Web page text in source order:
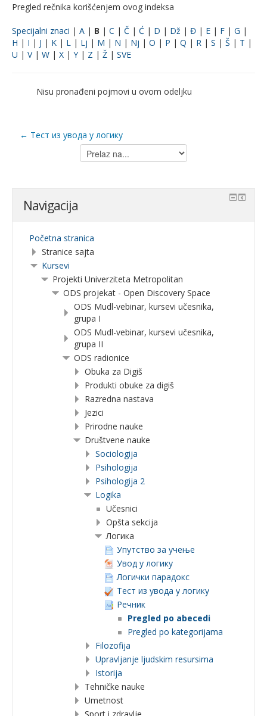
Pregled rečnika korišćenjem ovog indeksa
Specijalni znaci | A | B | C | Č | Ć | D | Dž | Đ | E | F | G |
H | I | J | K | L | Lj | M | N | Nj | O | P | Q | R | S | Š | T |
U | V| W | X | Y| Z | Ž | SVE
Nisu pronađeni pojmovi u ovom odeljku
← Тест из увода у логику
Prelaz
na...
Navigacija
Početna stranica
Stranice sajta
Kursevi
Projekti Univerziteta Metropolitan
ODS projekat - Open Discovery Space
ODS Mudl-vebinar, kursevi učesnika,
grupa I
ODS Mudl-vebinar, kursevi učesnika,
grupa II
ODS radionice
Obuka za Digiš
Produkti obuke za digiš
Razredna nastava
Jezici
Prirodne nauke
Društvene nauke
Sociologija
Psihologija
Psihologija 2
Logika
Učesnici
Opšta sekcija
Логика
Упутство за учење
Увод у логику
Логички парадокс
Тест из увода у логику
Речник
Pregled po abecedi
Pregled po kategorijama
Filozofija
Upravljanje ljudskim resursima
Istorija
Tehničke nauke
Umetnost